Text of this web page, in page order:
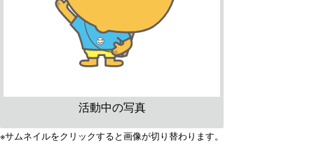
活動中の写真
※サムネイルをクリックすると画像が切り替わります。